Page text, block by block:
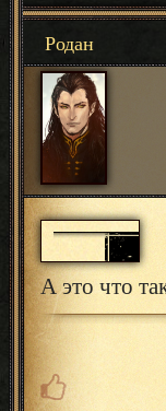
Родан
А это что